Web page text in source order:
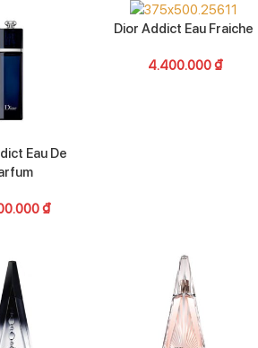
Eau De
₫
Dior Addict Eau Fraiche
4.400.000₫